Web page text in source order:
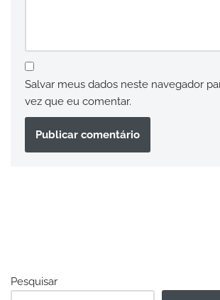
Salvar meus dados neste navegador
vez que eu comentar.
Pesquisar